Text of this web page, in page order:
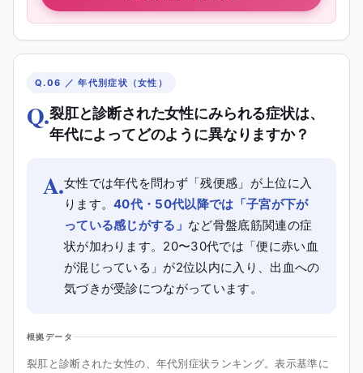
Q.06 ／ 年代別症状（女性）
Q.裂肛と診断された女性にみられる症状は、
年代によってどのように異なりますか？
A.女性では年代を問わず「残便感」が上位に入
ります。40代・50代以降では「子宮が下が
っている感じがする」 など骨盤底筋関連の症
状が加わります。20〜30代では「便に赤い血
が混じっている」が2位以内に入り、出血への
気づきが受診につながっています。
根拠データ
裂肛と診断された女性の、年代別症状ランキング。表示基準に